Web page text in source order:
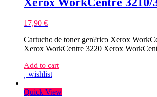
17,90 €
Cartucho de toner gen?rico Xerox
Xerox WorkCentre 3220 Xerox
Add to cart
wishlist
Quick View